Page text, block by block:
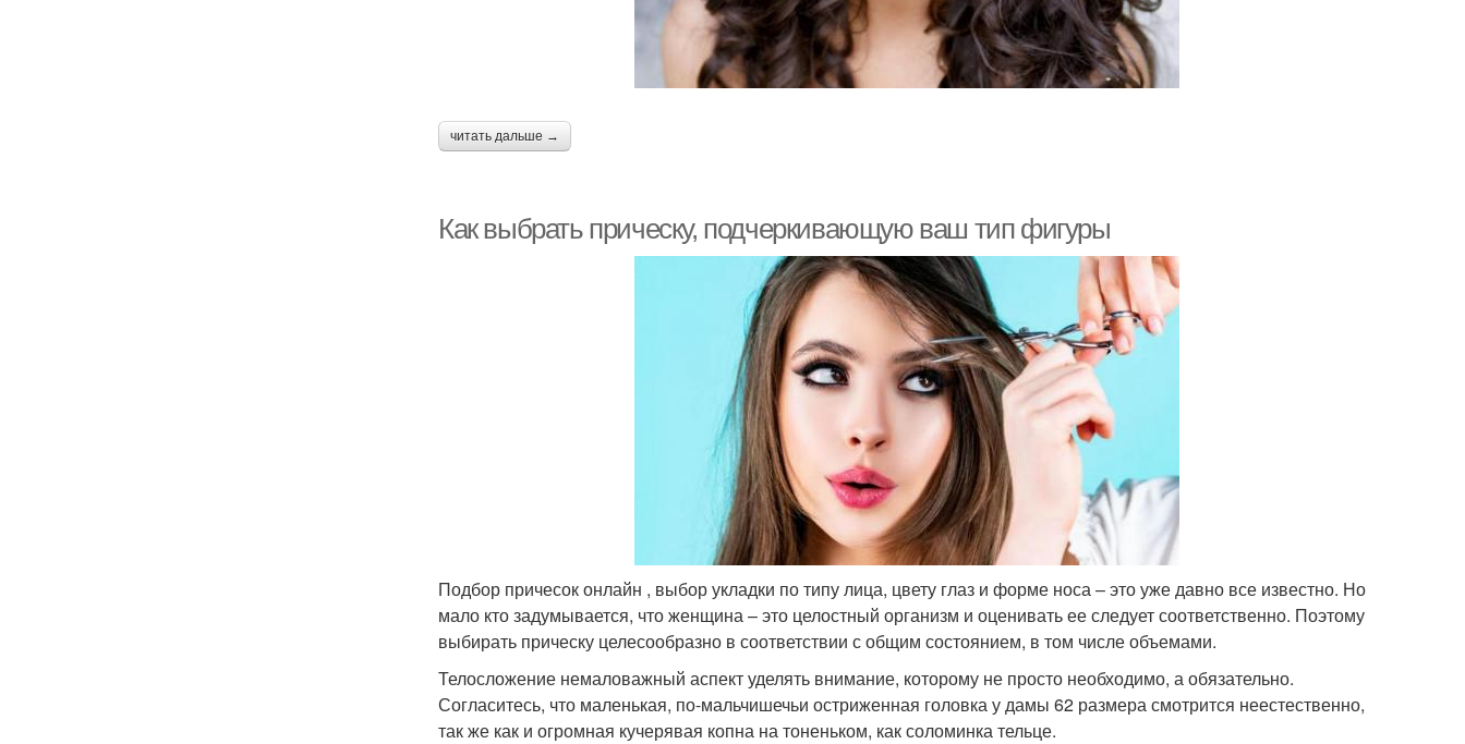
читать дальше →
Как выбрать прическу, подчеркивающую ваш тип фигуры
Подбор причесок онлайн , выбор укладки по типу лица, цвету глаз и форме носа – это уже давно все известно. Но
мало кто задумывается, что женщина – это целостный организм и оценивать ее следует соответственно. Поэтому
выбирать прическу целесообразно в соответствии с общим состоянием, в том числе объемами.
Телосложение немаловажный аспект уделять внимание, которому не просто необходимо, а обязательно.
Согласитесь, что маленькая, по-мальчишечьи остриженная головка у дамы 62 размера смотрится неестественно,
так же как и огромная кучерявая копна на тоненьком, как соломинка тельце.